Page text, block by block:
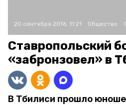
20 сентября 2016, 11:21 Общество
Ставропольский
«забронзовел» в
В Тбилиси прошло